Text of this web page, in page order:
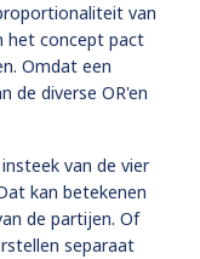
van
het concept pact
Omdat een
de diverse OR'en
van de vier
kan betekenen
de partijen. Of
separaat